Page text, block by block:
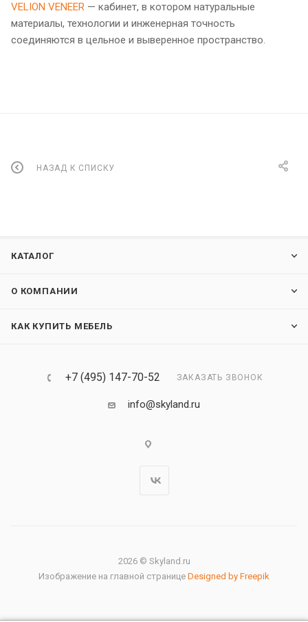
VELION VENEER — кабинет, в котором натуральные
материалы, технологии и инженерная точность
соединяются в цельное и выверенное пространство.
НАЗАД К СПИСКУ
КАТАЛОГ
О КОМПАНИИ
КАК КУПИТЬ МЕБЕЛЬ
+7 (495) 147-70-52 ЗАКАЗАТЬ ЗВОНОК
info@skyland.ru
2026 © Skyland.ru
Изображение на главной странице Designed by Freepik